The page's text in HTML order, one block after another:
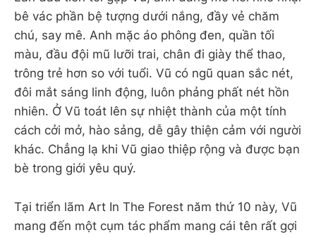
bê vác phần bệ tượng dưới nắng, đầy vẻ chăm
chú, say mê. Anh mặc áo phông đen, quần tối
màu, đầu đội mũ lưỡi trai, chân đi giày thể thao,
trông trẻ hơn so với tuổi. Vũ có ngũ quan sắc nét,
đôi mắt sáng linh động, luôn phảng phất nét hồn
nhiên. Ở Vũ toát lên sự nhiệt thành của một tính
cách cởi mở, hào sảng, dễ gây thiện cảm với người
khác. Chẳng lạ khi Vũ giao thiệp rộng và được bạn
bè trong giới yêu quý.
Tại triển lãm Art In The Forest năm thứ 10 này, Vũ
mang đến một cụm tác phẩm mang cái tên rất gợi